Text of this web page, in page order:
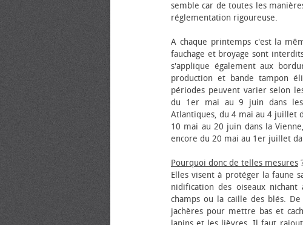
semble car de toutes les
réglementation rigoureuse.
A chaque printemps c'est la
fauchage et broyage sont
s'applique également aux
production et bande tampon
périodes peuvent varier selon
du 1er mai au 9 juin dans les
Atlantiques, du 4 mai au 4 juillet
10 mai au 20 juin dans la
encore du 20 mai au 1er juillet
Pourquoi donc de telles mesures
Elles visent à protéger la faune
nidification des oiseaux
champs ou la caille des blés.
jachères pour mettre bas et